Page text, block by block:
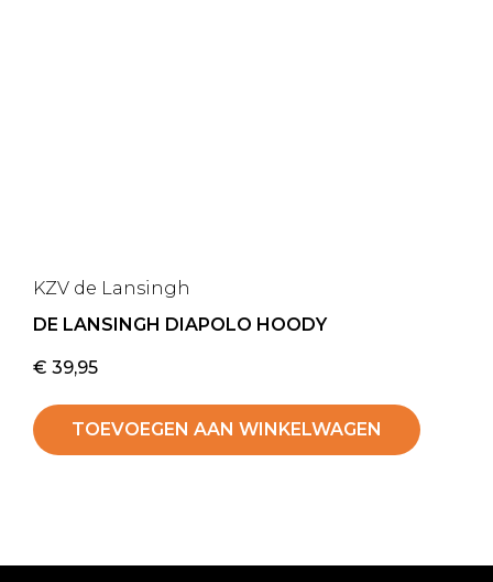
KZV de Lansingh
DE LANSINGH DIAPOLO HOODY
€ 39,95
TOEVOEGEN AAN WINKELWAGEN